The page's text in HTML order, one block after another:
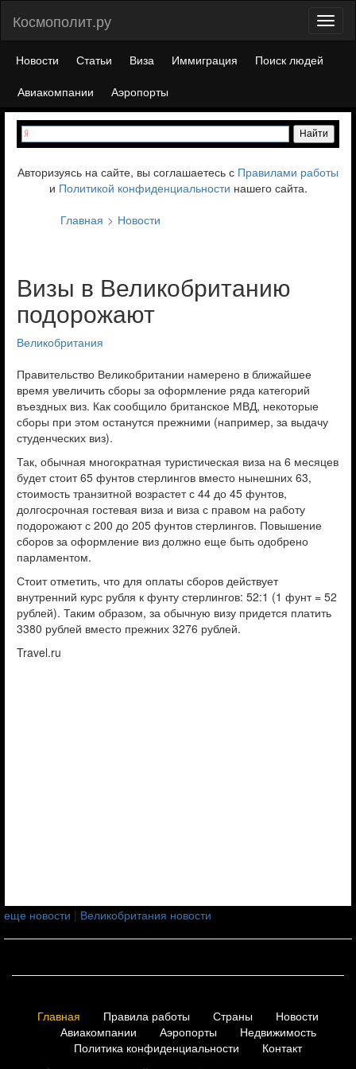
Космополит.ру
Новости Статьи Виза Иммиграция
Поиск людей
Авиакомпании
Аэропорты
Авторизуясь на сайте, вы соглашаетесь с Правилами работы
и Политикой конфиденциальности нашего сайта.
Главная
Новости
Визы в Великобританию
подорожают
Великобритания
Правительство Великобритании намерено в ближайшее
время увеличить сборы за оформление ряда категорий
въездных виз. Как сообщило британское МВД, некоторые
сборы при этом останутся прежними (например, за выдачу
студенческих виз).
Так, обычная многократная туристическая виза на 6 месяцев
будет стоит 65 фунтов стерлингов вместо нынешних 63,
стоимость транзитной возрастет с 44 до 45 фунтов,
долгосрочная гостевая виза и виза с правом на работу
подорожают с 200 до 205 фунтов стерлингов. Повышение
сборов за оформление виз должно еще быть одобрено
парламентом.
Стоит отметить, что для оплаты сборов действует
внутренний курс рубля к фунту стерлингов: 52:1 (1 фунт = 52
рублей). Таким образом, за обычную визу придется платить
3380 рублей вместо прежних 3276 рублей.
Travel.ru
еще новости | Великобритания новости
Главная Правила работы Страны
Новости
Авиакомпании
Аэропорты
Недвижимость
Политика конфиденциальности
Контакт